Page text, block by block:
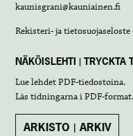
kaunisgrani@kauniainen.fi
Rekisteri- ja tietosuojaseloste
NÄKÖISLEHTI | TRYCKTA
Lue lehdetPDF-tiedostoina.
Läs tidningarna iPDF-format.
ARKISTO | ARKIV